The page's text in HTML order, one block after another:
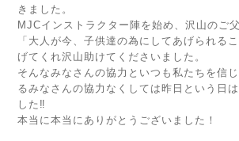
きました。
MJCインストラクター陣を始め、沢山のご
「大人が今、子供達の為にしてあげられる
げてくれ沢山助けてくださいました。
そんなみなさんの協力といつも私たちを信
るみなさんの協力なくしては昨日という日
した‼︎
本当に本当にありがとうございました！